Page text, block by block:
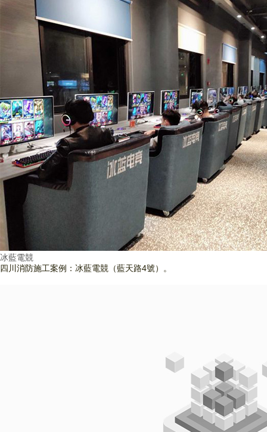
冰藍電競
四川消防施工案例：冰藍電競（藍天路4號）。